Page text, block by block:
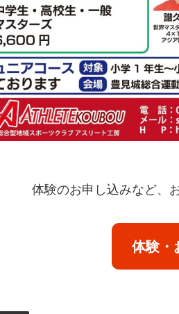
体験のお申し込みなど、
体験・